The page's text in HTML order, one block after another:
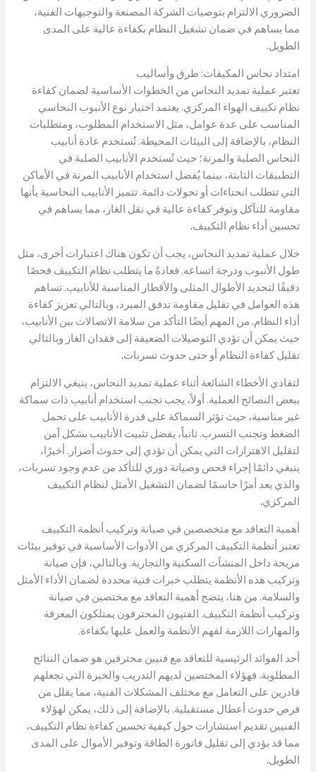
الضروري الالتزام بتوصيات الشركة المصنعة والتوجيهات الفنية،
مما يساهم في ضمان تشغيل النظام بكفاءة عالية على المدى
الطويل.
امتداد نحاس المكيفات: طرق وأساليب
تعتبر عملية تمديد النحاس من الخطوات الأساسية لضمان كفاءة
نظام تكييف الهواء المركزي. يعتمد اختيار نوع الأنبوب النحاسي
المناسب على عدة عوامل، مثل الاستخدام المطلوب، ومتطلبات
النظام، بالإضافة إلى البيئات المحيطة. تُستخدم عادة أنابيب
النحاس الصلبة والمرنة؛ حيث تُستخدم الأنابيب الصلبة في
التطبيقات الثابتة، بينما يُفضل استخدام الأنابيب المرنة في الأماكن
التي تتطلب انحناءات أو تحولات دائمة. تتميز الأنابيب النحاسية بأنها
مقاومة للتآكل وتوفر كفاءة عالية في نقل الغاز، مما يساهم في
تحسين أداء نظام التكييف.
خلال عملية تمديد النحاس، يجب أن تكون هناك اعتبارات أخرى، مثل
طول الأنبوب ودرجة اتساعه. فعادةً ما يتطلب نظام التكييف فحصًا
دقيقًا لتحديد الأطوال المثلى والأقطار المناسبة للأنابيب. تساهم
هذه العوامل في تقليل مقاومة تدفق المبرد، وبالتالي تعزيز كفاءة
أداء النظام. من المهم أيضًا التأكد من سلامة الاتصالات بين الأنابيب،
حيث يمكن أن تؤدي التوصيلات الضعيفة إلى فقدان الغاز وبالتالي
تقليل كفاءة النظام أو حتى حدوث تسربات.
لتفادي الأخطاء الشائعة أثناء عملية تمديد النحاس، ينبغي الالتزام
ببعض النصائح العملية. أولاً، يجب تجنب استخدام أنابيب ذات سماكة
غير مناسبة، حيث تؤثر السماكة على قدرة الأنابيب على تحمل
الضغط وتجنب التسرب. ثانياً، يفضل تثبيت الأنابيب بشكل آمن
لتقليل الاهتزازات التي يمكن أن تؤدي إلى حدوث أضرار. أخيرًا،
ينبغي دائمًا إجراء فحص وصيانة دوري للتأكد من عدم وجود تسربات،
والذي يعد أمرًا حاسمًا لضمان التشغيل الأمثل لنظام التكييف
المركزي.
أهمية التعاقد مع متخصصين في صيانة وتركيب أنظمة التكييف
تعتبر أنظمة التكييف المركزي من الأدوات الأساسية في توفير بيئات
مريحة داخل المنشآت السكنية والتجارية. وبالتالي، فإن صيانة
وتركيب هذه الأنظمة يتطلب خبرات فنية محددة لضمان الأداء الأمثل
والسلامة. من هنا، يتضح أهمية التعاقد مع مختصين في صيانة
وتركيب أنظمة التكييف. الفنيون المحترفون يمتلكون المعرفة
والمهارات اللازمة لفهم الأنظمة والعمل عليها بكفاءة.
أحد الفوائد الرئيسية للتعاقد مع فنيين محترفين هو ضمان النتائج
المطلوبة. فهؤلاء المختصين لديهم التدريب والخبرة التي تجعلهم
قادرين على التعامل مع مختلف المشكلات الفنية، مما يقلل من
فرص حدوث أعطال مستقبلية. بالإضافة إلى ذلك، يمكن لهؤلاء
الفنيين تقديم استشارات حول كيفية تحسين كفاءة نظام التكييف،
مما قد يؤدي إلى تقليل فاتورة الطاقة وتوفير الأموال على المدى
الطويل.